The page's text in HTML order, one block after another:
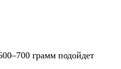
грамм подойдет